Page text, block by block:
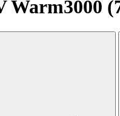
Warm3000